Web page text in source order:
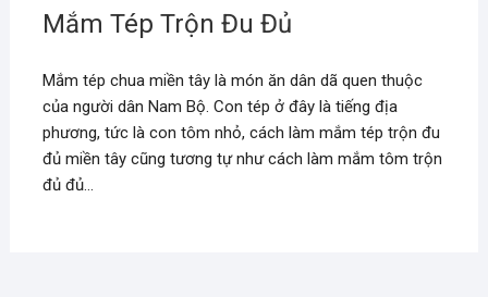
Mắm Tép Trộn Đu Đủ
Mắm tép chua miền tây là món ăn dân dã quen thuộc
của người dân Nam Bộ. Con tép ở đây là tiếng địa
phương, tức là con tôm nhỏ, cách làm mắm tép trộn đu
đủ miền tây cũng tương tự như cách làm mắm tôm trộn
đủ đủ…